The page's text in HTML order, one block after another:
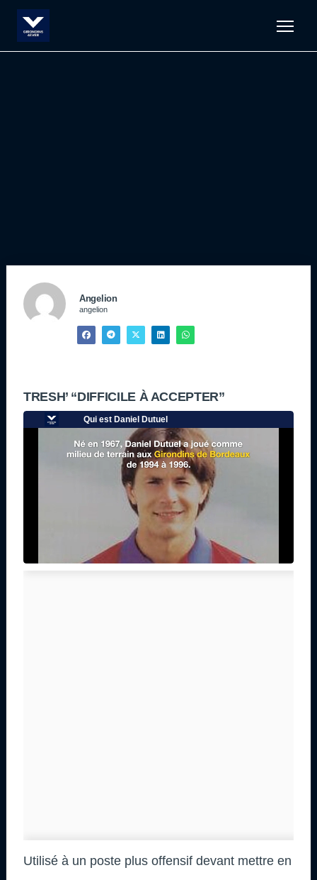
Angelion
angelion
TRESH’ “DIFFICILE À ACCEPTER”
Utilisé à un poste plus offensif devant mettre en